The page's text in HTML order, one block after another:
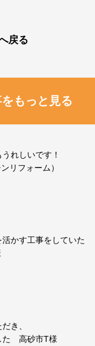
戻る
もっと見る
うれしいです！
リフォーム）
かす工事をしていた
き、
た 高砂市T様